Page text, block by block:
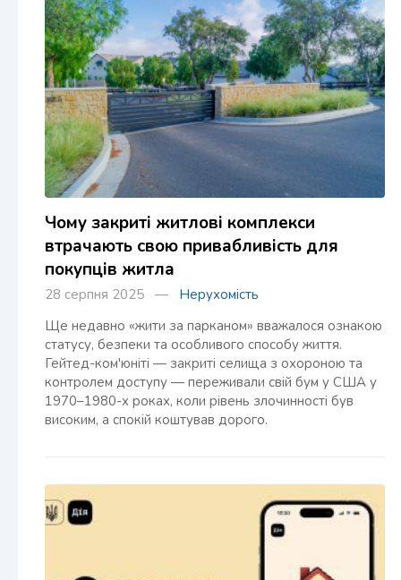
Чому закриті житлові комплекси
втрачають свою привабливість для
покупців житла
28 серпня 2025 — Нерухомість
Ще недавно «жити за парканом» вважалося ознакою
статусу, безпеки та особливого способу життя.
Гейтед-ком'юніті — закриті селища з охороною та
контролем доступу — переживали свій бум у США у
1970–1980-х роках, коли рівень злочинності був
високим, а спокій коштував дорого.